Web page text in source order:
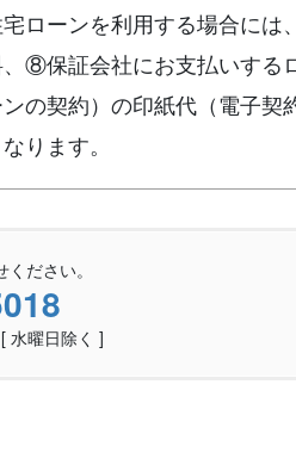
ローンを利用する場合に
⑧保証会社にお支払いす
の契約）の印紙代（電子
ります。
ださい。
水曜日除く ]